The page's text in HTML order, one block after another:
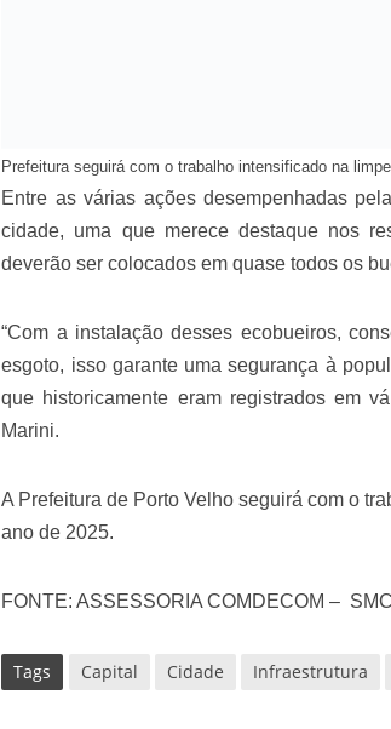
Prefeitura seguirá com o trabalho intensificado na
Entre as várias ações desempenhadas
cidade, uma que merece destaque nos
deverão ser colocados em quase todos os
“Com a instalação desses ecobueiros,
esgoto, isso garante uma segurança à
que historicamente eram registrados em
Marini.
A Prefeitura de Porto Velho seguirá com o
ano de 2025.
FONTE: ASSESSORIA COMDECOM –
Tags Capital Cidade Infraestrutura